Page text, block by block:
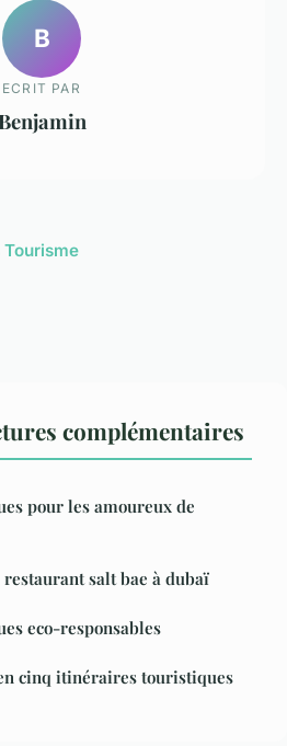
B
ECRIT PAR
complémentaires
pour les amoureux de
salt bae à dubaï
eco-responsables
cinq itinéraires touristiques